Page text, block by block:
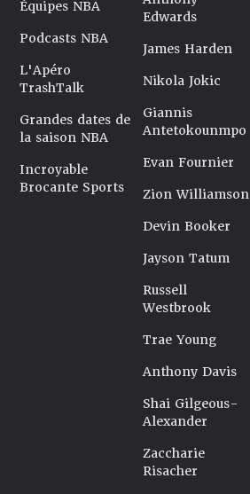
Équipes NBA
Podcasts NBA
L'Apéro
TrashTalk
Grandes dates de
la saison NBA
Incroyable
Brocante Sports
Edwards
James Harden
Nikola Jokic
Giannis
Antetokounmpo
Evan Fournier
Zion Williamson
Devin Booker
Jayson Tatum
Russell
Westbrook
Trae Young
Anthony Davis
Shai Gilgeous-
Alexander
Zaccharie
Risacher